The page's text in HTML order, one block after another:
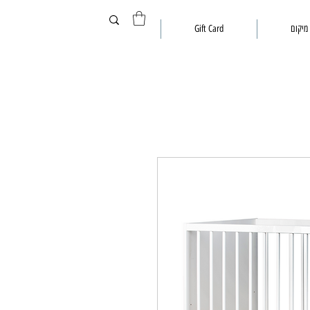
מיקום Gift Card